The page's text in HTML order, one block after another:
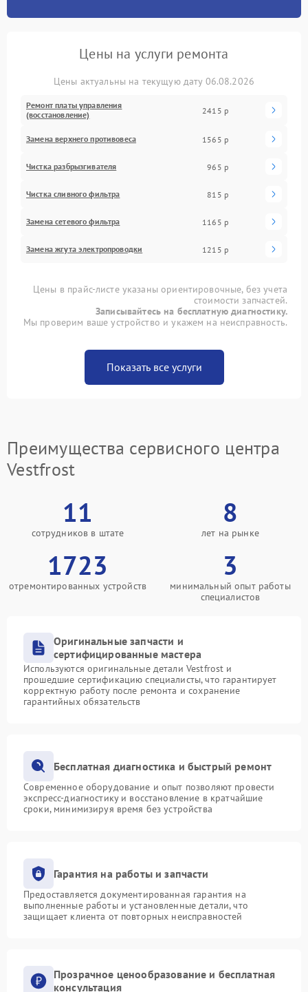
Цены на услуги ремонта
Цены актуальны на текущую дату 06.08.2026
Ремонт платы управления
(восстановление)
2415 р
Замена верхнего противовеса 1565 р
Чистка разбрызгивателя 965 р
Чистка сливного фильтра 815 р
Замена сетевого фильтра 1165 р
Замена жгута электропроводки 1215 р
Цены в прайс-листе указаны ориентировочные, без учета
стоимости запчастей.
Записывайтесь на бесплатную диагностику.
Мы проверим ваше устройство и укажем на неисправность.
Показать все услуги
Преимущества сервисного центра
Vestfrost
11
сотрудников в штате
8
лет на рынке
1723
отремонтированных устройств
3
минимальный опыт работы
специалистов
Оригинальные запчасти и
сертифицированные мастера
Используются оригинальные детали Vestfrost и
прошедшие сертификацию специалисты, что гарантирует
корректную работу после ремонта и сохранение
гарантийных обязательств
Бесплатная диагностика и быстрый ремонт
Современное оборудование и опыт позволяют провести
экспресс-диагностику и восстановление в кратчайшие
сроки, минимизируя время без устройства
Гарантия на работы и запчасти
Предоставляется документированная гарантия на
выполненные работы и установленные детали, что
защищает клиента от повторных неисправностей
Прозрачное ценообразование и бесплатная
консультация